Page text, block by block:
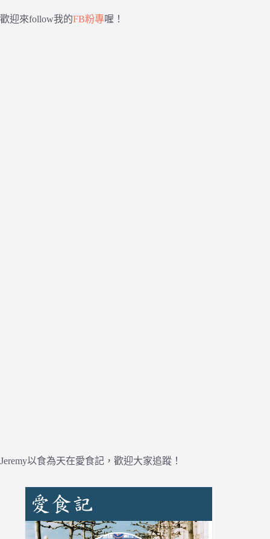
歡迎來follow我的FB粉專喔！
Jeremy以食為天在愛食記，歡迎大家追蹤！